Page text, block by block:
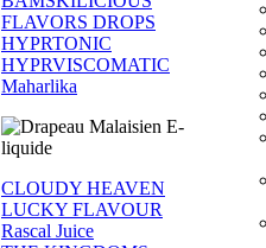
FLAVORS DROPS
HYPRTONIC
HYPRVISCOMATIC
Maharlika
CLOUDY HEAVEN
LUCKY FLAVOUR
Rascal Juice